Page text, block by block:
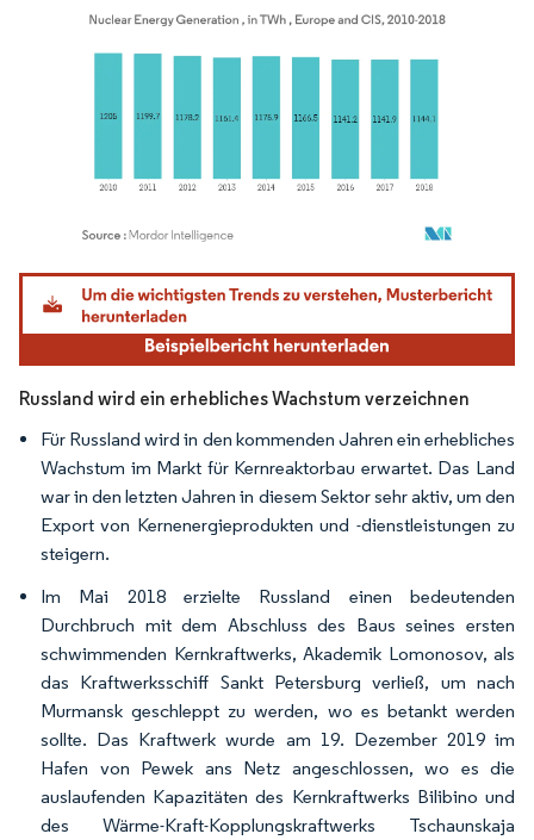
Bild © Mordor Intelligence. Wiederverwendung erfordert Namensnennung gemäß
Russland wird ein erhebliches Wachstum verzeichnen
Für Russland wird in den kommenden Jahren ein erhebliches
Wachstum im Markt für Kernreaktorbau erwartet. Das Land
war in den letzten Jahren in diesem Sektor sehr aktiv, um den
Export von Kernenergieprodukten und -dienstleistungen zu
steigern.
Im Mai 2018 erzielte Russland einen bedeutenden
Durchbruch mit dem Abschluss des Baus seines ersten
schwimmenden Kernkraftwerks, Akademik Lomonosov, als
das Kraftwerksschiff Sankt Petersburg verließ, um nach
Murmansk geschleppt zu werden, wo es betankt werden
sollte. Das Kraftwerk wurde am 19. Dezember 2019 im
Hafen von Pewek ans Netz angeschlossen, wo es die
auslaufenden Kapazitäten des Kernkraftwerks Bilibino und
des Wärme-Kraft-Kopplungskraftwerks Tschaunskaja